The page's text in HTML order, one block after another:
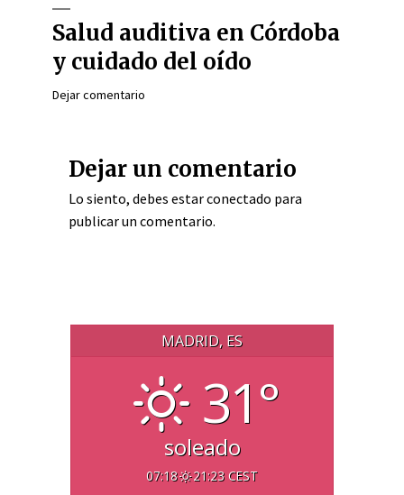
Salud auditiva en Córdoba
y cuidado del oído
Dejar comentario
Dejar un comentario
Lo siento, debes estarconectado para
publicar un comentario.
MADRID, ES
31°
soleado
07:18 21:23 CEST